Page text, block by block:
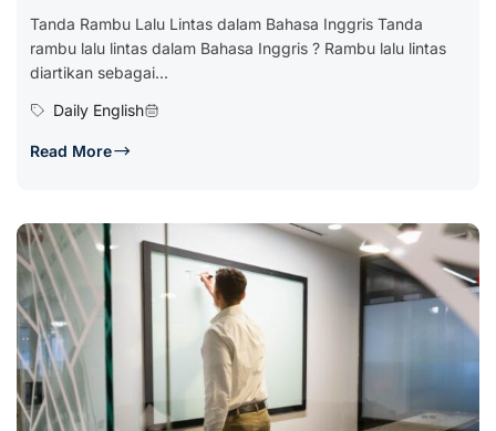
Tanda Rambu Lalu Lintas dalam Bahasa Inggris Tanda
rambu lalu lintas dalam Bahasa Inggris ? Rambu lalu lintas
diartikan sebagai...
Daily English
Read More